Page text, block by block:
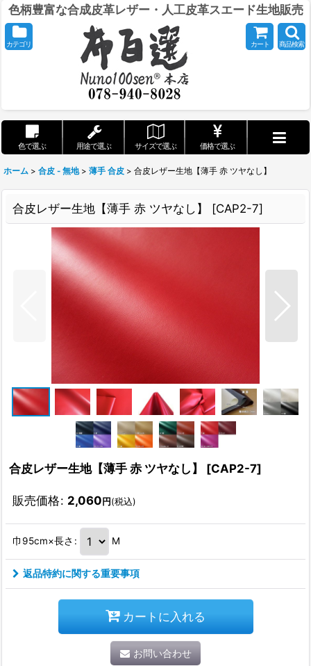
色柄豊富な合成皮革レザー・人工皮革スエード生地販売
カテゴリ カート 商品検索
色で選ぶ 用途で選ぶ サイズで選ぶ 価格で選ぶ
ホーム > 合皮 - 無地 > 薄手 合皮 > 合皮レザー生地【薄手 赤 ツヤなし】
合皮レザー生地【薄手 赤 ツヤなし】 [CAP2-7]
合皮レザー生地【薄手 赤 ツヤなし】 [CAP2-7]
販売価格: 2,060円(税込)
巾95cm×長さ : M
返品特約に関する重要事項
カートに入れる
お問い合わせ